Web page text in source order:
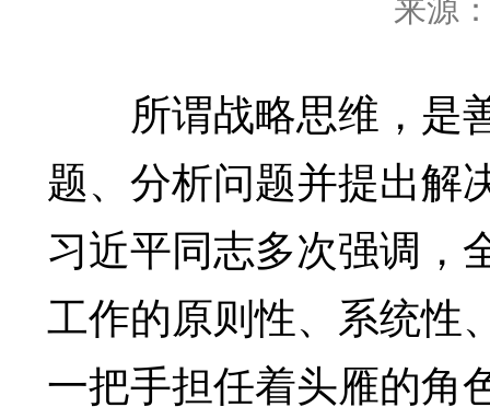
所谓战略思维，是
题、分析问题并提出解
习近平同志多次强调，
工作的原则性、系统性
一把手担任着头雁的角